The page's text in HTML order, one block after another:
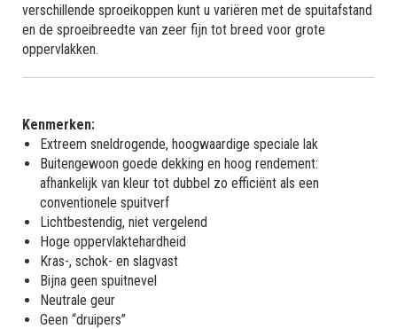
verschillende sproeikoppen kunt u variëren met de spuitafstand
en de sproeibreedte van zeer fijn tot breed voor grote
oppervlakken.
Kenmerken:
Extreem sneldrogende, hoogwaardige speciale lak
Buitengewoon goede dekking en hoog rendement:
afhankelijk van kleur tot dubbel zo efficiënt als een
conventionele spuitverf
Lichtbestendig, niet vergelend
Hoge oppervlaktehardheid
Kras-, schok- en slagvast
Bijna geen spuitnevel
Neutrale geur
Geen “druipers”